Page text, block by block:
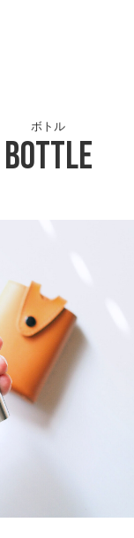
Bottle
ボトル